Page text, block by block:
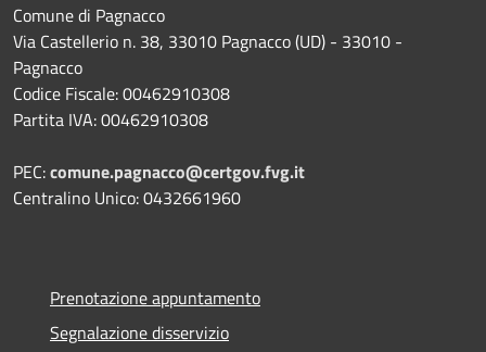
Comune di Pagnacco
Via Castellerio n. 38, 33010 Pagnacco (UD) - 33010 -
Pagnacco
Codice Fiscale: 00462910308
Partita IVA: 00462910308
PEC:comune.pagnacco@certgov.fvg.it
Centralino Unico: 0432661960
Prenotazione appuntamento
Segnalazione disservizio